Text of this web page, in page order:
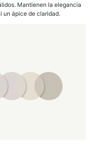
Mantienen la elegancia
un ápice de claridad.